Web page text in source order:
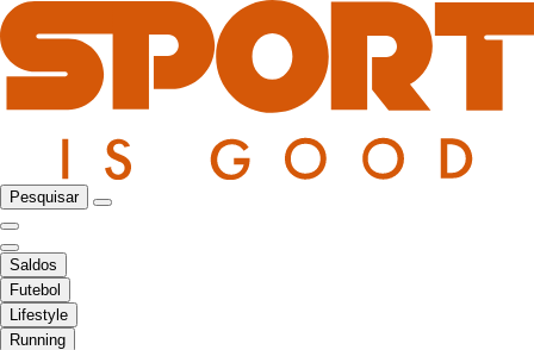
Pesquisar
Saldos
Futebol
Lifestyle
Running